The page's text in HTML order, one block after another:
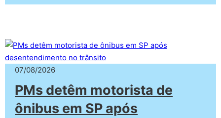
07/08/2026
PMs detêm motorista de
ônibus em SP após